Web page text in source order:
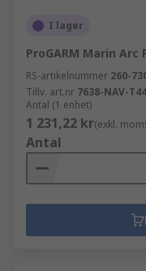
I lager
ProGARM Marin Arc
RS-artikelnummer 260-
Tillv. art.nr 7638-NAV-T44
Antal (1 enhet)
1 231,22 kr(exkl.
Antal